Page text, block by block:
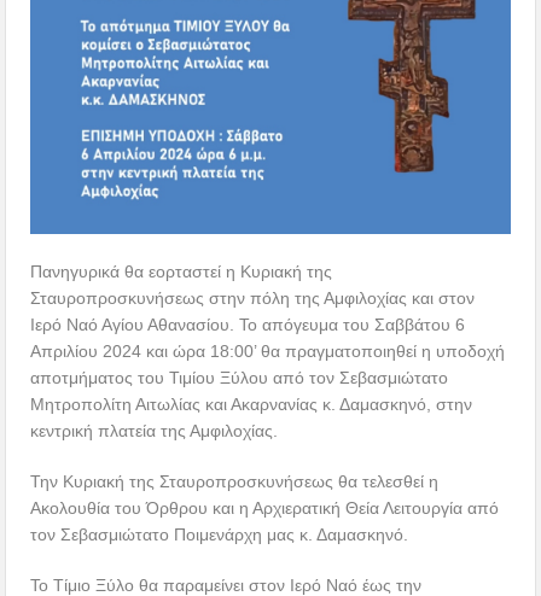
Πανηγυρικά θα εορταστεί η Κυριακή της
Σταυροπροσκυνήσεως στην πόλη της Αμφιλοχίας και στον
Ιερό Ναό Αγίου Αθανασίου. Το απόγευμα του Σαββάτου 6
Απριλίου 2024 και ώρα 18:00’ θα πραγματοποιηθεί η υποδοχή
αποτμήματος του Τιμίου Ξύλου από τον Σεβασμιώτατο
Μητροπολίτη Αιτωλίας και Ακαρνανίας κ. Δαμασκηνό, στην
κεντρική πλατεία της Αμφιλοχίας.
Την Κυριακή της Σταυροπροσκυνήσεως θα τελεσθεί η
Ακολουθία του Όρθρου και η Αρχιερατική Θεία Λειτουργία από
τον Σεβασμιώτατο Ποιμενάρχη μας κ. Δαμασκηνό.
Το Τίμιο Ξύλο θα παραμείνει στον Ιερό Ναό έως την